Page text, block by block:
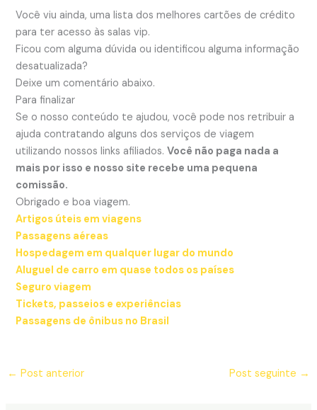
Você viu ainda, uma lista dos melhores cartões de crédito
para ter acesso às salas vip.
Ficou com alguma dúvida ou identificou alguma informação
desatualizada?
Deixe um comentário abaixo.
Para finalizar
Se o nosso conteúdo te ajudou, você pode nos retribuir a
ajuda contratando alguns dos serviços de viagem
utilizando nossos links afiliados.Você não paga nada a
mais por isso e nosso site recebe uma pequena
comissão.
Obrigado e boa viagem.
Artigos úteis em viagens
Passagens aéreas
Hospedagem em qualquer lugar do mundo
Aluguel de carro em quase todos os países
Seguro viagem
Tickets, passeios e experiências
Passagens de ônibus no Brasil
← Post anterior Post seguinte →